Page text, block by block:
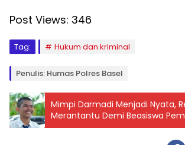
Post Views: 346
Tag: Hukum dan kriminal
Penulis: Humas Polres Basel
Mimpi Darmadi Menjadi Nyata,
Merantantu Demi Beasiswa
School PT Timah